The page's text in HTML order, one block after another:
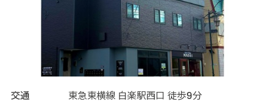
交通 東急東横線 白楽駅西口 徒歩9分